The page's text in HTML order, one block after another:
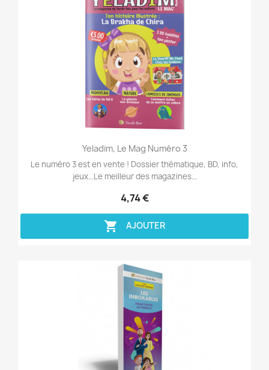
Aperçu rapide
Yeladim, Le Mag Numéro 3
Le numéro 3 est en vente ! Dossier thématique, BD, info,
jeux...Le meilleur des magazines...
4,74 €
 AJOUTER